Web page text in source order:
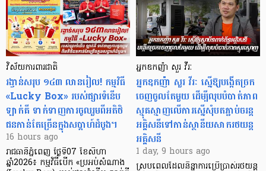
វិស័យការពារជាតិ
រង្វាន់សរុប ១៤៣ លានរៀល! កម្មវិធី
«Lucky Box» របស់ផ្សារទំនើប
ឡាក់គី ទាក់ទាញការចូលរួមពីអតិថិ
ជនកាន់តែច្រើនក្នុងសប្តាហ៍ដំបូង។
16 hours ago
រាជធានីភ្នំពេញ ថ្ងៃទី07 ខែសីហា
ឆ្នាំ2026៖ កម្មវិធីបើក «ប្រអប់សំណាង
អ្នកឧកញ៉ា សួរ វីរៈ
អ្នកឧកញ៉ា សួរ វីរៈ ស្នើឱ្យបង្កើតច្រក
ចេញចូលតែមួយ ដើម្បីលុបបំបាត់ភាព
ស្មុគស្មាញលើការស្នើសុំបតភ្ជាប់ចរន្ត
អគ្គិសនីទៅកាន់ស្ថានីយសាករថយន្ត
អគ្គិសនី
1 day, 9 hours ago
ស្របពេលដែលនិន្នាការប្រើប្រាស់រថយន្ត